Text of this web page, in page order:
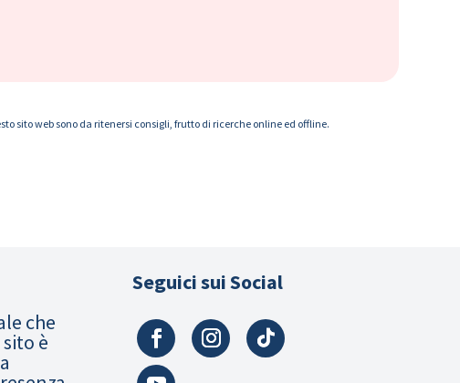
sito web sono da ritenersi consigli, frutto di ricerche online ed offline.
che
è
Seguici sui Social